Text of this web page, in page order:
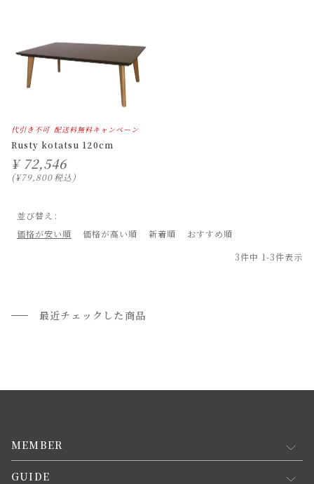
代引き不可 配送料無料キャンペーン
Rusty kotatsu 120cm
¥ 72,546
¥79,800税込
並び替え
価格が安い順
価格が高い順 新着順
おすすめ順
3件中 1-3件表示
最近チェックした商品
MEMBER
マイページ
GUIDE